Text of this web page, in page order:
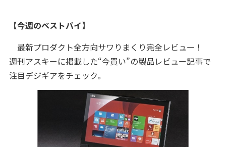
【今週のベストバイ】
最新プロダクト全方向サワりまくり完全レビュー！
週刊アスキーに掲載した“今買い”の製品レビュー記事で
注目デジギアをチェック。